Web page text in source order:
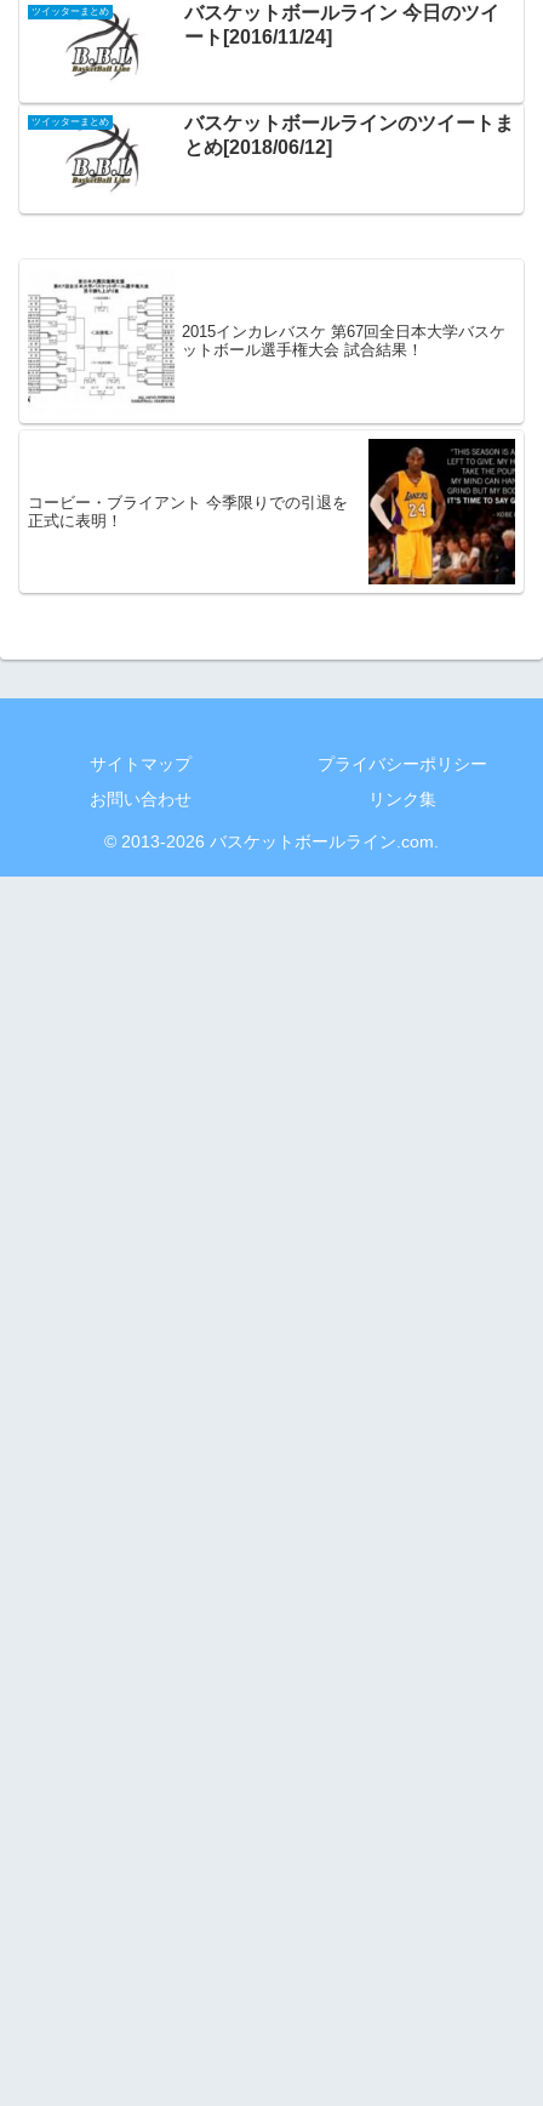
ツイッターまとめ
バスケットボールライン 今日のツイ
ート[2016/11/24]
ツイッターまとめ
バスケットボールラインのツイートま
とめ[2018/06/12]
2015インカレバスケ 第67回全日本大学バスケ
ットボール選手権大会 試合結果！
コービー・ブライアント 今季限りでの引退を
正式に表明！
サイトマップ
プライバシーポリシー
お問い合わせ
リンク集
© 2013-2026 バスケットボールライン.com.